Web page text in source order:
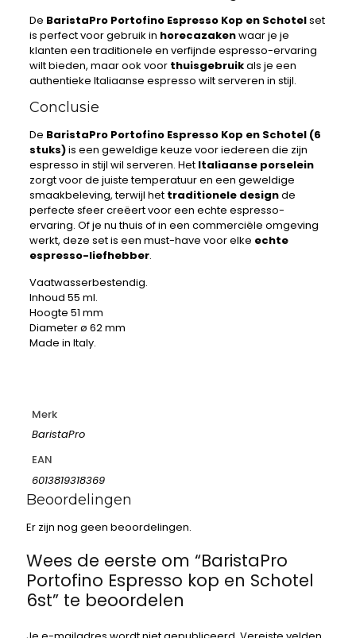
De BaristaPro Portofino Espresso Kop en Schotelset
is perfect voor gebruik in horecazakenwaar je je
klanten een traditionele en verfijnde espresso-ervaring
wilt bieden, maar ook voor thuisgebruikals je een
authentieke Italiaanse espresso wilt serveren in stijl.
Conclusie
De BaristaPro Portofino Espresso Kop en Schotel (6
stuks)is een geweldige keuze voor iedereen die zijn
espresso in stijl wil serveren. Het Italiaanse porselein
zorgt voor de juiste temperatuur en een geweldige
smaakbeleving, terwijl het traditionele designde
perfecte sfeer creëert voor een echte espresso-
ervaring. Of je nu thuis of in een commerciële omgeving
werkt, deze set is een must-have voor elke echte
espresso-liefhebber.
Vaatwasserbestendig.
Inhoud 55 ml.
Hoogte 51 mm
Diameter ø 62 mm
Made in Italy.
Merk
BaristaPro
EAN
6013819318369
Beoordelingen
Er zijn nog geen beoordelingen.
Wees de eerste om “BaristaPro
Portofino Espresso kop en Schotel
6st” te beoordelen